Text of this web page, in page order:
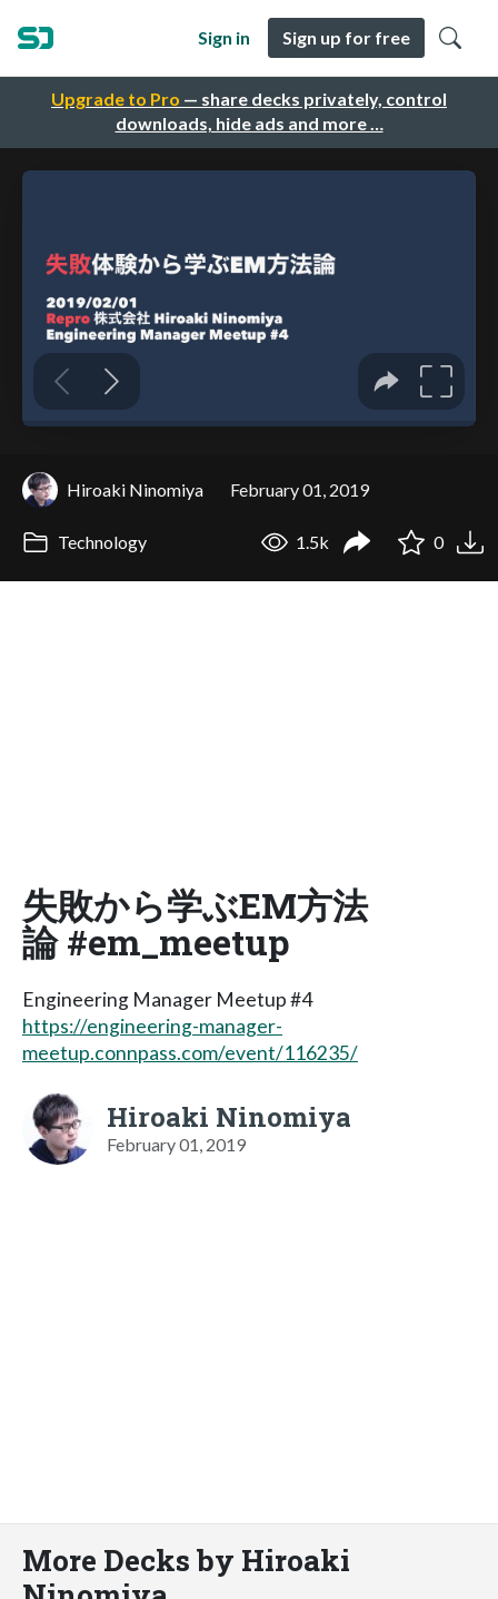
Upgrade to Pro — share decks privately, control
downloads, hide ads and more …
Sign in Sign up for free
Hiroaki Ninomiya February 01, 2019
Technology 1.5k 0
失敗から学ぶEM方法
論 #em_meetup
Engineering Manager Meetup #4
https://engineering-manager-
meetup.connpass.com/event/116235/
Hiroaki Ninomiya
February 01, 2019
More Decks by Hiroaki